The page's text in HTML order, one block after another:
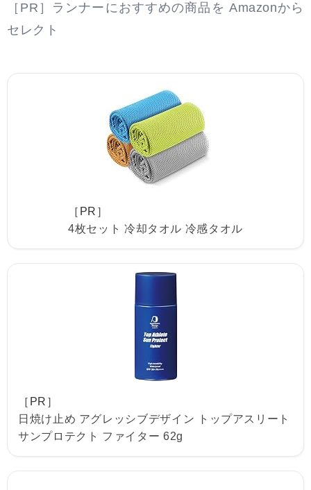
［PR］ランナーにおすすめの商品を Amazonから
セレクト
［PR］
4枚セット 冷却タオル 冷感タオル
［PR］
日焼け止め アグレッシブデザイン トップアスリート
サンプロテクト ファイター 62g